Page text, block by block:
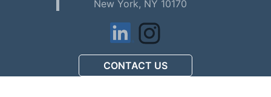
New York, NY 10170
CONTACT US